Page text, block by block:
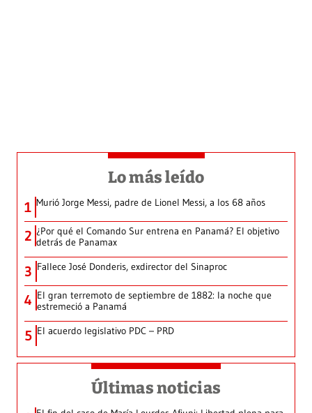
Lo más leído
1 Murió Jorge Messi, padre de Lionel Messi, a los 68 años
2 ¿Por qué el Comando Sur entrena en Panamá? El objetivo
detrás de Panamax
3 Fallece José Donderis, exdirector del Sinaproc
4 El gran terremoto de septiembre de 1882: la noche que
estremeció a Panamá
5 El acuerdo legislativo PDC – PRD
Últimas noticias